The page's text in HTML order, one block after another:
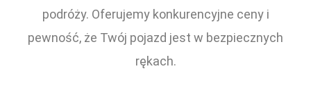
podróży. Oferujemy konkurencyjne ceny i
pewność, że Twój pojazd jest w bezpiecznych
rękach.